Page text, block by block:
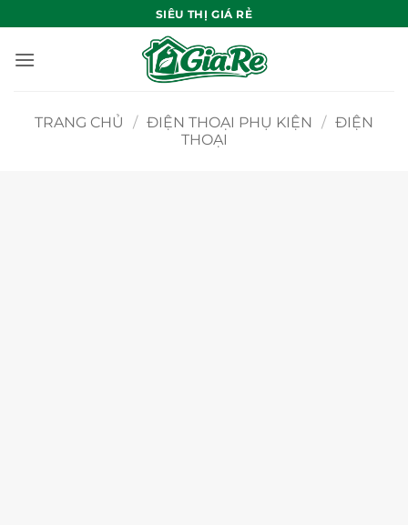
qua
nội
SIÊU THỊ GIÁ RẺ
TRANG CHỦ / ĐIỆN THOẠI PHỤ KIỆN / ĐIỆN
THOẠI